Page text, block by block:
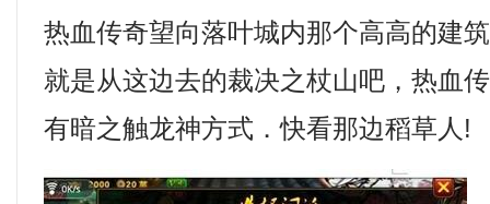
热血传奇望向落叶城内那个高高的建
就是从这边去的裁决之杖山吧，热血
有暗之触龙神方式．快看那边稻草人!